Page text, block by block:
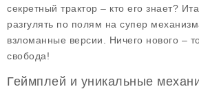
секретный трактор – кто его знает?
разгулять по полям на супер
взломанные версии. Ничего нового –
свобода!
Геймплей и уникальные